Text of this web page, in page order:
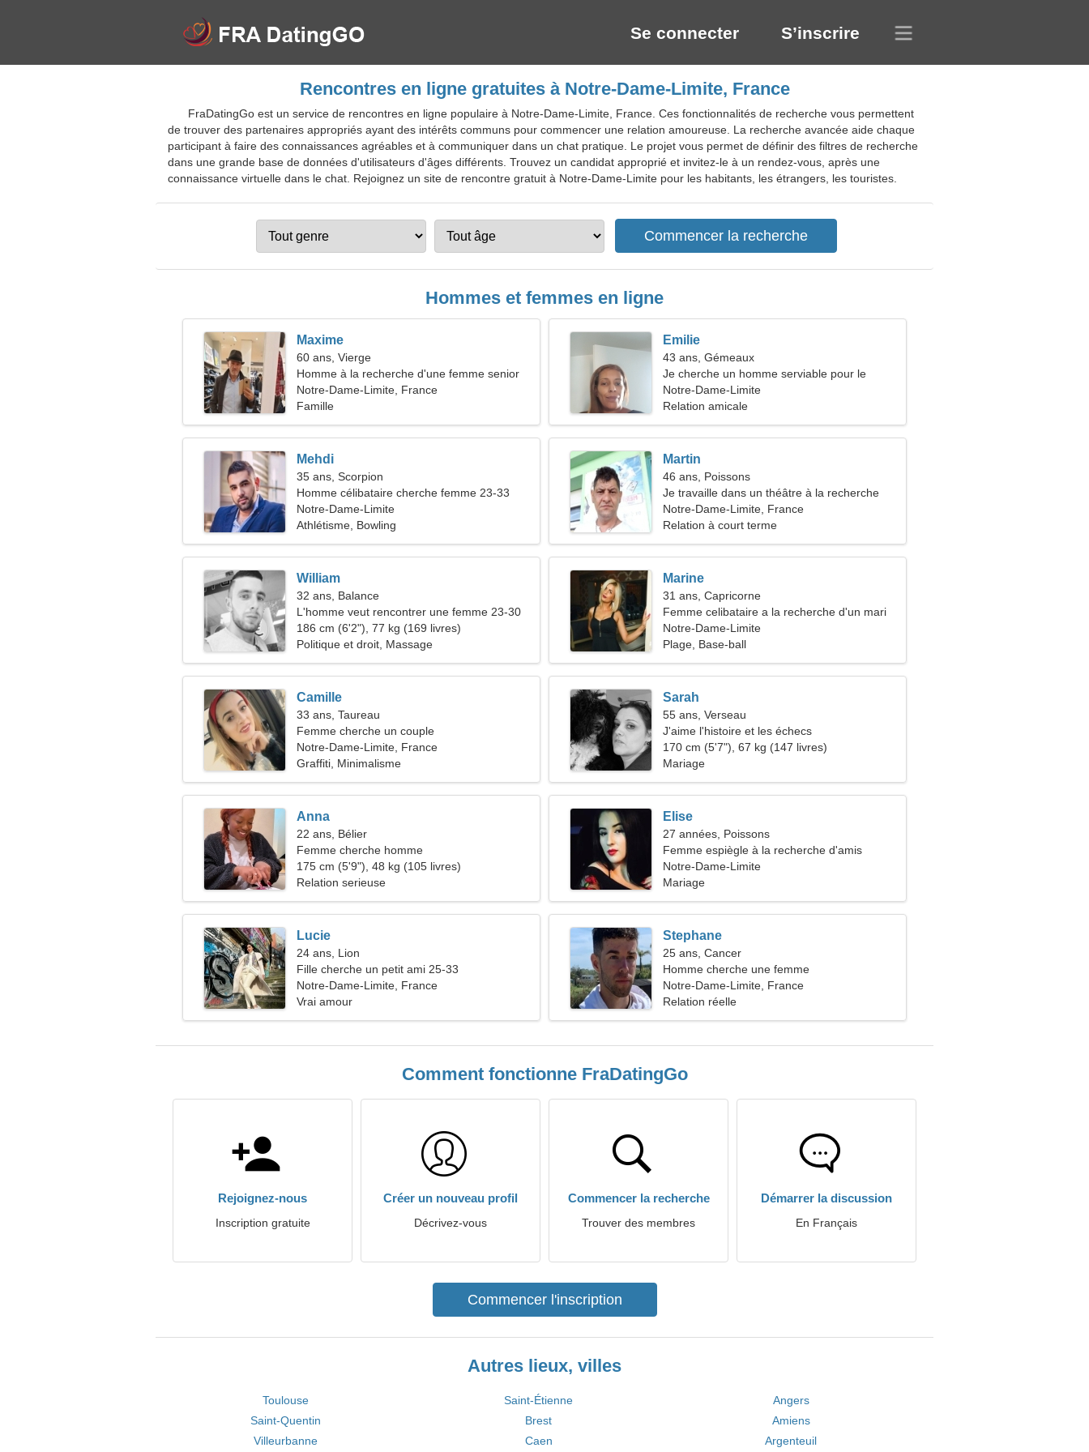
Se connecter S’inscrire
Rencontres en ligne gratuites à Notre-Dame-Limite, France
FraDatingGo est un service de rencontres en ligne populaire à Notre-Dame-Limite, France. Ces fonctionnalités de recherche vous permettent
de trouver des partenaires appropriés ayant des intérêts communs pour commencer une relation amoureuse. La recherche avancée aide chaque
participant à faire des connaissances agréables et à communiquer dans un chat pratique. Le projet vous permet de définir des filtres de recherche
dans une grande base de données d'utilisateurs d'âges différents. Trouvez un candidat approprié et invitez-le à un rendez-vous, après une
connaissance virtuelle dans le chat. Rejoignez un site de rencontre gratuit à Notre-Dame-Limite pour les habitants, les étrangers, les touristes.
Hommes et femmes en ligne
Maxime
60 ans, Vierge
Homme à la recherche d'une femme senior
52-55
Notre-Dame-Limite, France
Famille
Emilie
43 ans, Gémeaux
Je cherche un homme serviable pour le
camping
Notre-Dame-Limite
Relation amicale
Mehdi
35 ans, Scorpion
Homme célibataire cherche femme 23-33
Notre-Dame-Limite
Athlétisme, Bowling
Martin
46 ans, Poissons
Je travaille dans un théâtre à la recherche
d'une femme ardente
Notre-Dame-Limite, France
Relation à court terme
William
32 ans, Balance
L'homme veut rencontrer une femme 23-30
186 cm (6'2"), 77 kg (169 livres)
Politique et droit, Massage
Marine
31 ans, Capricorne
Femme celibataire a la recherche d'un mari
Notre-Dame-Limite
Plage, Base-ball
Camille
33 ans, Taureau
Femme cherche un couple
Notre-Dame-Limite, France
Graffiti, Minimalisme
Sarah
55 ans, Verseau
J'aime l'histoire et les échecs
170 cm (5'7"), 67 kg (147 livres)
Mariage
Anna
22 ans, Bélier
Femme cherche homme
175 cm (5'9"), 48 kg (105 livres)
Relation serieuse
Elise
27 années, Poissons
Femme espiègle à la recherche d'amis
Notre-Dame-Limite
Mariage
Lucie
24 ans, Lion
Fille cherche un petit ami 25-33
Notre-Dame-Limite, France
Vrai amour
Stephane
25 ans, Cancer
Homme cherche une femme
Notre-Dame-Limite, France
Relation réelle
Comment fonctionne FraDatingGo
Rejoignez-nous
Inscription gratuite
Créer un nouveau profil
Décrivez-vous
Commencer la recherche
Trouver des membres
Démarrer la discussion
En Français
Commencer l'inscription
Autres lieux, villes
Toulouse Saint-Étienne
Angers
Saint-Quentin
Brest
Amiens
Villeurbanne
Caen Argenteuil